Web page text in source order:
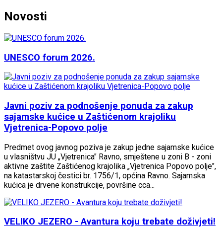
Novosti
UNESCO forum 2026.
Javni poziv za podnošenje ponuda za zakup
sajamske kućice u Zaštićenom krajoliku
Vjetrenica-Popovo polje
Predmet ovog javnog poziva je zakup jedne sajamske kućice
u vlasništvu JU „Vjetrenica" Ravno, smještene u zoni B - zoni
aktivne zaštite Zaštićenog krajolika „Vjetrenica Popovo polje",
na katastarskoj čestici br. 1756/1, općina Ravno. Sajamska
kućica je drvene konstrukcije, površine cca...
VELIKO JEZERO - Avantura koju trebate doživjeti!